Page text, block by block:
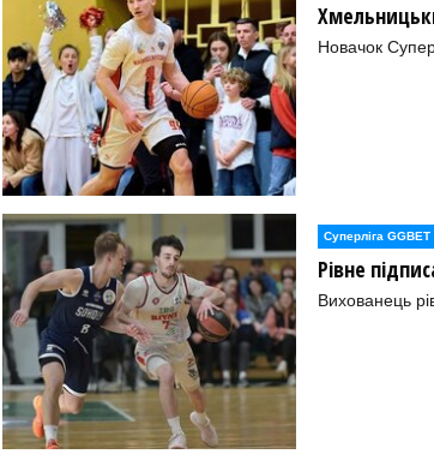
Пристань))
(Гола Пристань))
Новачок
Суперліга GGBET
Рівне
Вихованець